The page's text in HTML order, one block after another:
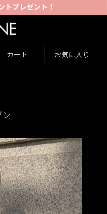
トプレゼント！
カート お気に入り
スブルゾン